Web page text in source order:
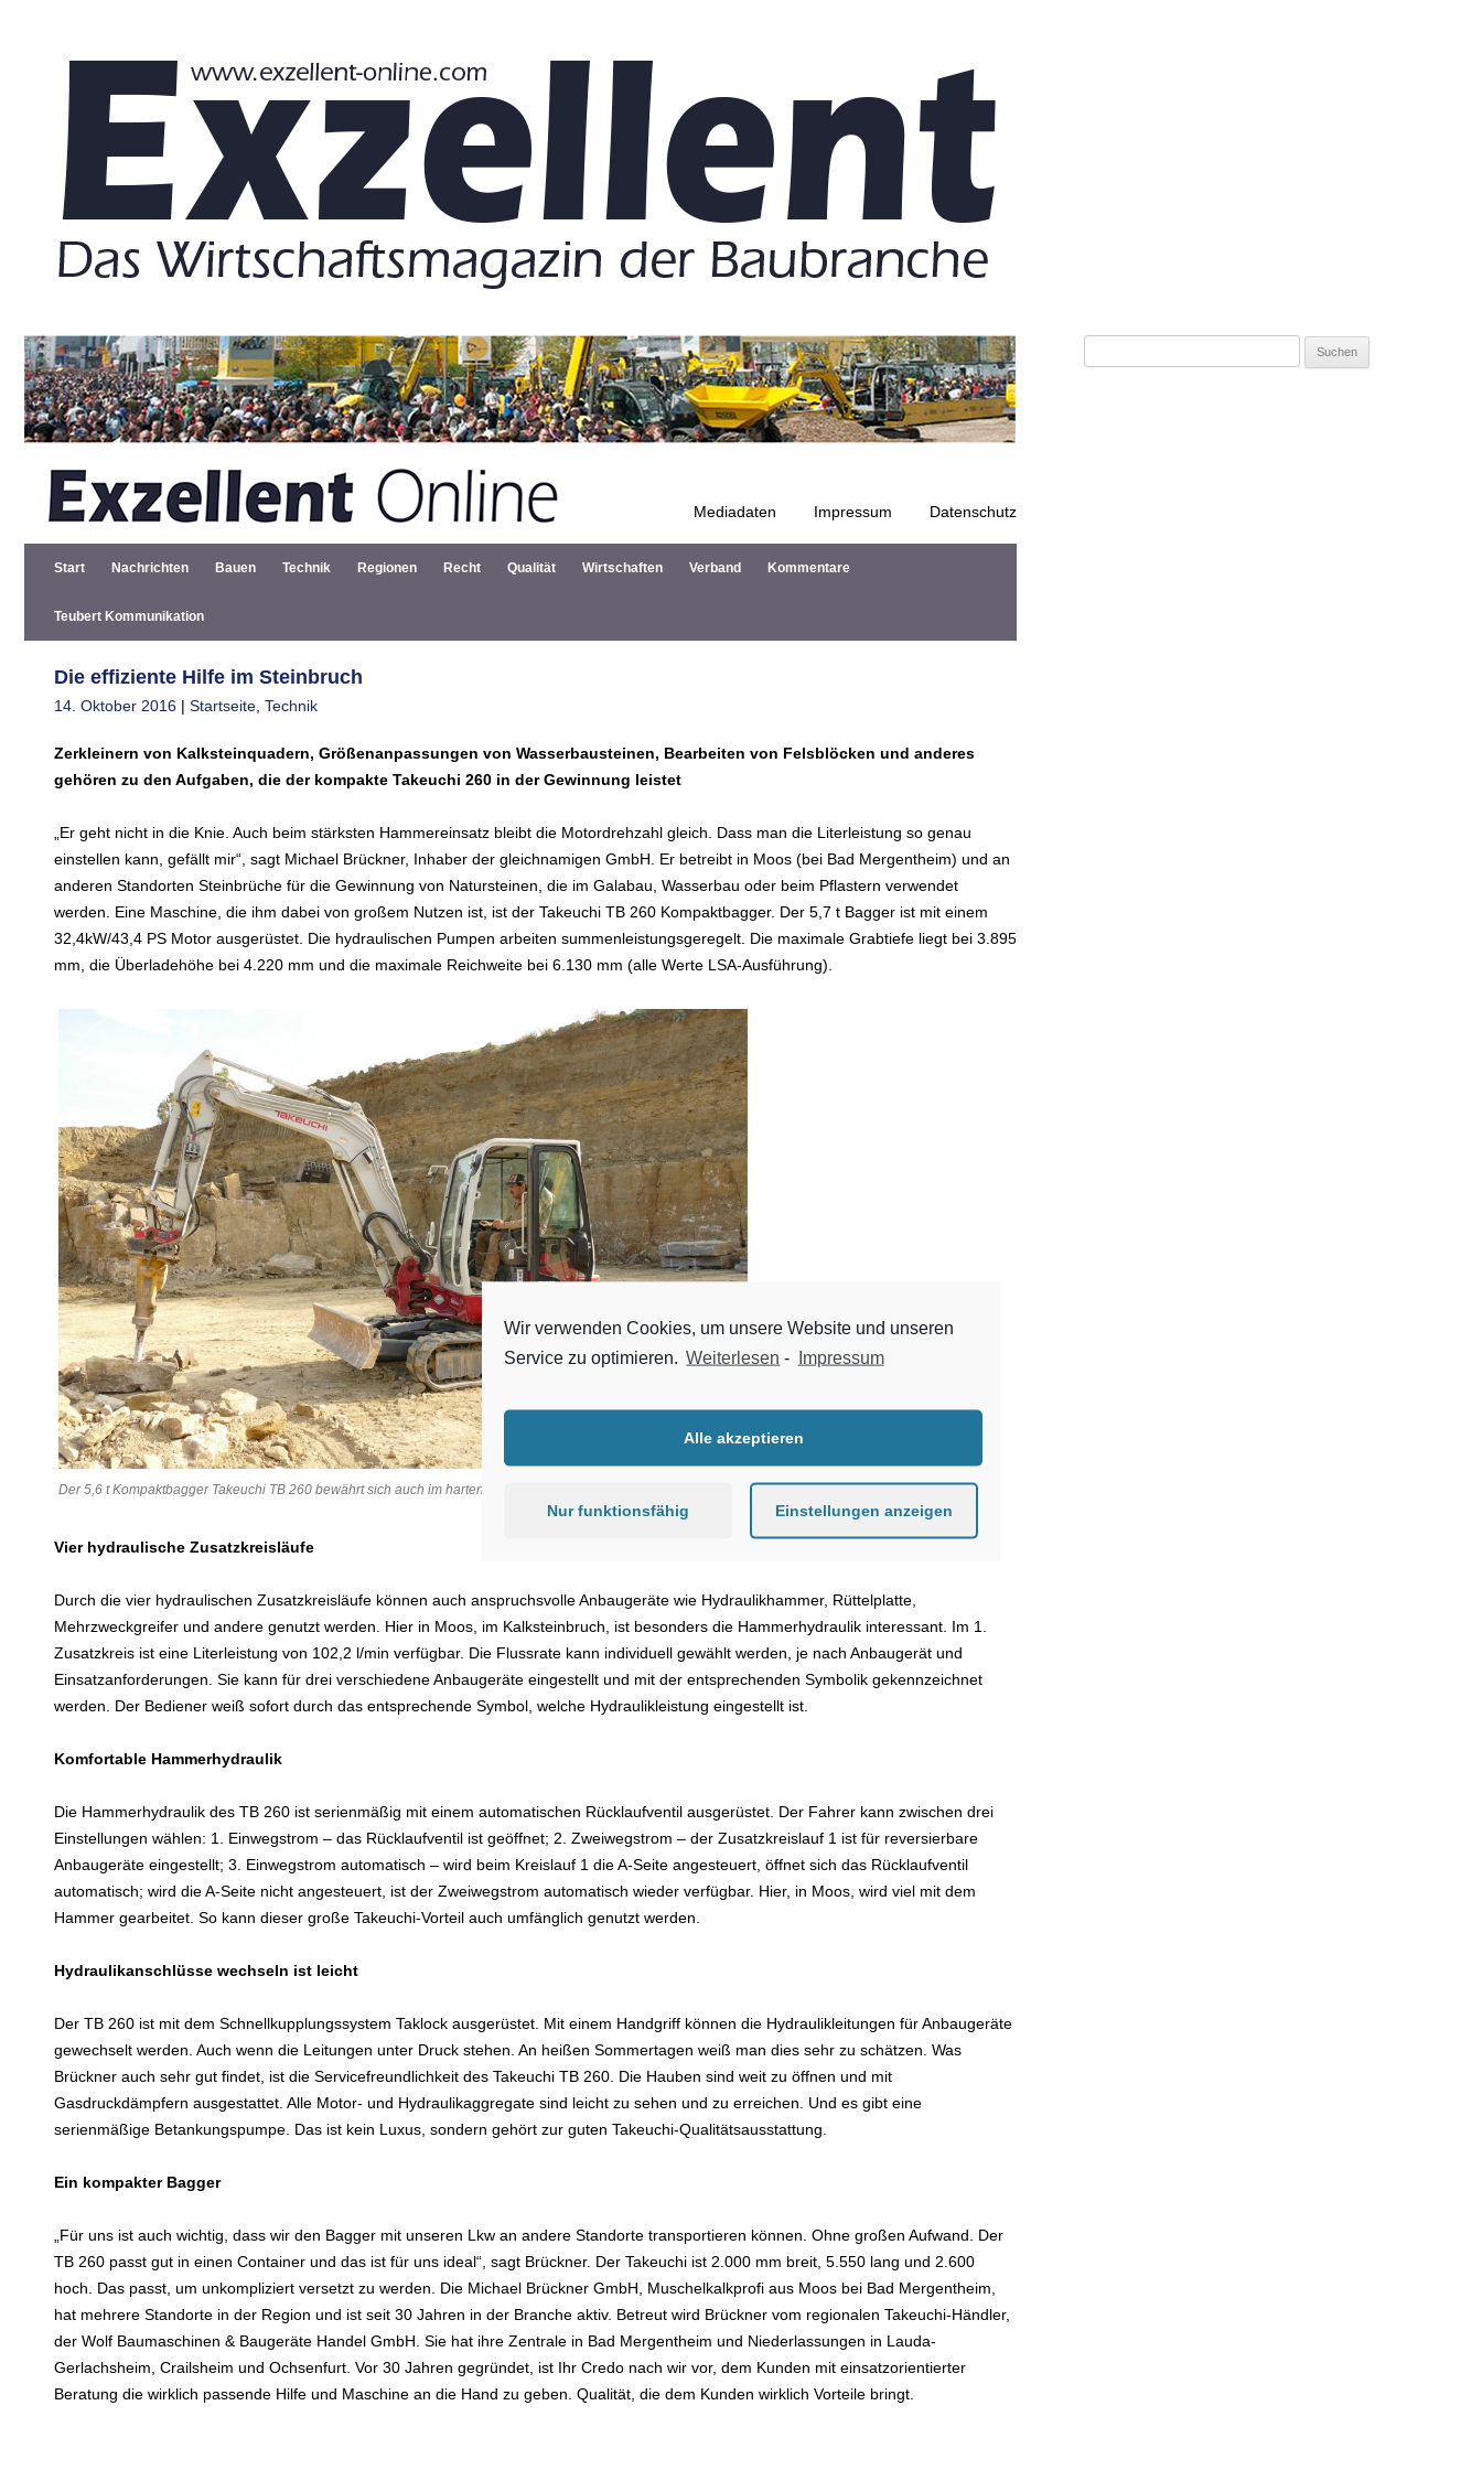
Mediadaten Impressum Datenschutz
Zum Inhalt springen
Start Nachrichten Bauen Technik Regionen Recht Qualität Wirtschaften Verband Kommentare
Teubert Kommunikation
Die effiziente Hilfe im Steinbruch
14. Oktober 2016 | Startseite Technik
Zerkleinern von Kalksteinquadern, Größenanpassungen von Wasserbausteinen, Bearbeiten von Felsblöcken und anderes
gehören zu den Aufgaben, die der kompakte Takeuchi 260 in der Gewinnung leistet
„Er geht nicht in die Knie. Auch beim stärksten Hammereinsatz bleibt die Motordrehzahl gleich. Dass man die Literleistung so genau
einstellen kann, gefällt mir“, sagt Michael Brückner, Inhaber der gleichnamigen GmbH. Er betreibt in Moos (bei Bad Mergentheim) und an
anderen Standorten Steinbrüche für die Gewinnung von Natursteinen, die im Galabau, Wasserbau oder beim Pflastern verwendet
werden. Eine Maschine, die ihm dabei von großem Nutzen ist, ist der Takeuchi TB 260 Kompaktbagger. Der 5,7 t Bagger ist mit einem
32,4kW/43,4 PS Motor ausgerüstet. Die hydraulischen Pumpen arbeiten summenleistungsgeregelt. Die maximale Grabtiefe liegt bei 3.895
mm, die Überladehöhe bei 4.220 mm und die maximale Reichweite bei 6.130 mm (alle Werte LSA-Ausführung).
Der 5,6 t Kompaktbagger Takeuchi TB 260 bewährt sich auch im harten Einsatz im Steinbruch
Vier hydraulische Zusatzkreisläufe
Durch die vier hydraulischen Zusatzkreisläufe können auch anspruchsvolle Anbaugeräte wie Hydraulikhammer, Rüttelplatte,
Mehrzweckgreifer und andere genutzt werden. Hier in Moos, im Kalksteinbruch, ist besonders die Hammerhydraulik interessant. Im 1.
Zusatzkreis ist eine Literleistung von 102,2 l/min verfügbar. Die Flussrate kann individuell gewählt werden, je nach Anbaugerät und
Einsatzanforderungen. Sie kann für drei verschiedene Anbaugeräte eingestellt und mit der entsprechenden Symbolik gekennzeichnet
werden. Der Bediener weiß sofort durch das entsprechende Symbol, welche Hydraulikleistung eingestellt ist.
Komfortable Hammerhydraulik
Die Hammerhydraulik des TB 260 ist serienmäßig mit einem automatischen Rücklaufventil ausgerüstet. Der Fahrer kann zwischen drei
Einstellungen wählen: 1. Einwegstrom – das Rücklaufventil ist geöffnet; 2. Zweiwegstrom – der Zusatzkreislauf 1 ist für reversierbare
Anbaugeräte eingestellt; 3. Einwegstrom automatisch – wird beim Kreislauf 1 die A-Seite angesteuert, öffnet sich das Rücklaufventil
automatisch; wird die A-Seite nicht angesteuert, ist der Zweiwegstrom automatisch wieder verfügbar. Hier, in Moos, wird viel mit dem
Hammer gearbeitet. So kann dieser große Takeuchi-Vorteil auch umfänglich genutzt werden.
Hydraulikanschlüsse wechseln ist leicht
Der TB 260 ist mit dem Schnellkupplungssystem Taklock ausgerüstet. Mit einem Handgriff können die Hydraulikleitungen für Anbaugeräte
gewechselt werden. Auch wenn die Leitungen unter Druck stehen. An heißen Sommertagen weiß man dies sehr zu schätzen. Was
Brückner auch sehr gut findet, ist die Servicefreundlichkeit des Takeuchi TB 260. Die Hauben sind weit zu öffnen und mit
Gasdruckdämpfern ausgestattet. Alle Motor- und Hydraulikaggregate sind leicht zu sehen und zu erreichen. Und es gibt eine
serienmäßige Betankungspumpe. Das ist kein Luxus, sondern gehört zur guten Takeuchi-Qualitätsausstattung.
Ein kompakter Bagger
„Für uns ist auch wichtig, dass wir den Bagger mit unseren Lkw an andere Standorte transportieren können. Ohne großen Aufwand. Der
TB 260 passt gut in einen Container und das ist für uns ideal“, sagt Brückner. Der Takeuchi ist 2.000 mm breit, 5.550 lang und 2.600
hoch. Das passt, um unkompliziert versetzt zu werden. Die Michael Brückner GmbH, Muschelkalkprofi aus Moos bei Bad Mergentheim,
hat mehrere Standorte in der Region und ist seit 30 Jahren in der Branche aktiv. Betreut wird Brückner vom regionalen Takeuchi-Händler,
der Wolf Baumaschinen & Baugeräte Handel GmbH. Sie hat ihre Zentrale in Bad Mergentheim und Niederlassungen in Lauda-
Gerlachsheim, Crailsheim und Ochsenfurt. Vor 30 Jahren gegründet, ist Ihr Credo nach wir vor, dem Kunden mit einsatzorientierter
Beratung die wirklich passende Hilfe und Maschine an die Hand zu geben. Qualität, die dem Kunden wirklich Vorteile bringt.
Wir verwenden Cookies, um unsere Website und unseren
Service zu optimieren. Weiterlesen - Impressum
Alle akzeptieren
Nur funktionsfähig Einstellungen anzeigen